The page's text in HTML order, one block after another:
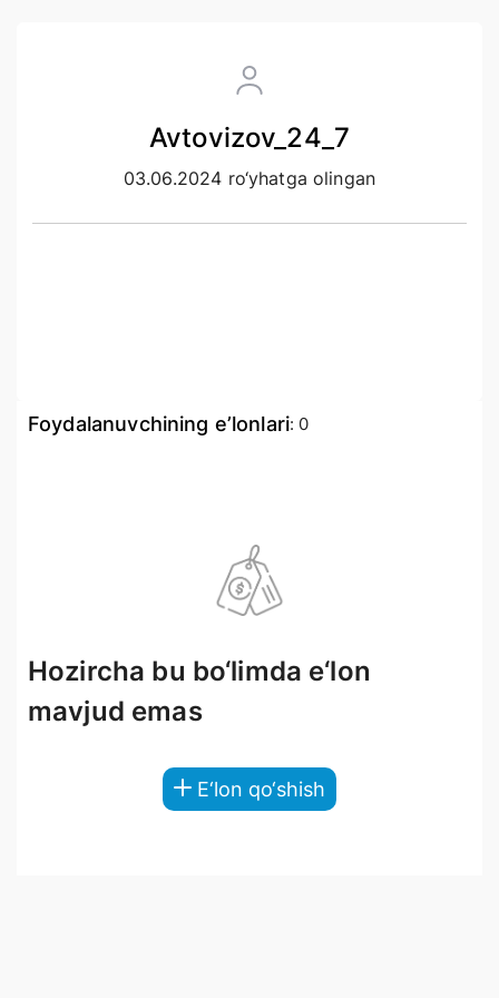
Avtovizov_24_7
03.06.2024 ro‘yhatga olingan
Foydalanuvchining e’lonlari: 0
Hozircha bu bo‘limda e‘lon
mavjud emas
E‘lon qo‘shish